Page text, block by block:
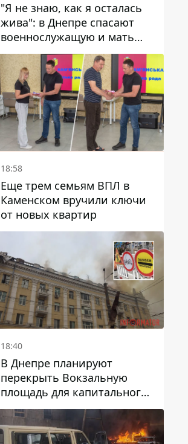
"Я не знаю, как я осталась
жива": в Днепре спасают
военнослужащую и мать
четверых детей, которую
ранил КАБ
18:58
Еще трем семьям ВПЛ в
Каменском вручили ключи
от новых квартир
18:40
В Днепре планируют
перекрыть Вокзальную
площадь для капитального
ремонта дома, в который
попала вражеская ракета:
какие сроки